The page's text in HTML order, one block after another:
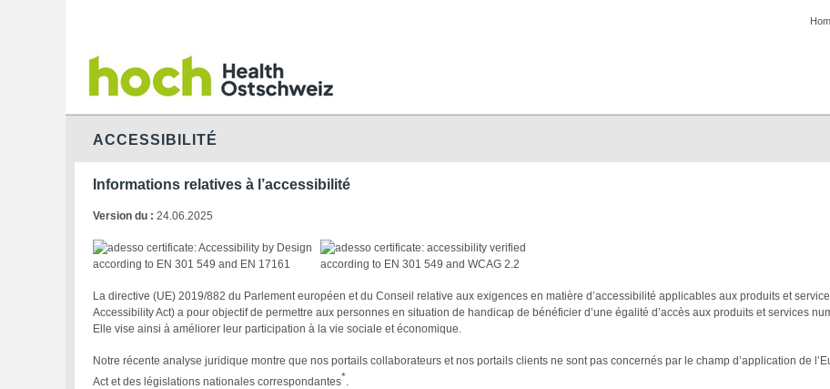
ACCESSIBILITÉ
Informations relatives à l’accessibilité
Version du : 24.06.2025
La directive (UE) 2019/882 du Parlement européen et du Conseil relative aux exigences en matière d’accessibilité applicables aux produits et
Accessibility Act) a pour objectif de permettre aux personnes en situation de handicap de bénéficier d’une égalité d’accès aux produits et services
Elle vise ainsi à améliorer leur participation à la vie sociale et économique.
Notre récente analyse juridique montre que nos portails collaborateurs et nos portails clients ne sont pas concernés par le champ d’application de
Act et des législations nationales correspondantes*.